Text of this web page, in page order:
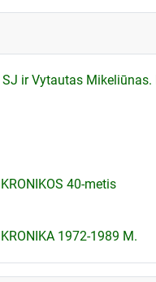
ir Vytautas Mikeliūnas.
40-metis
1972-1989 M.